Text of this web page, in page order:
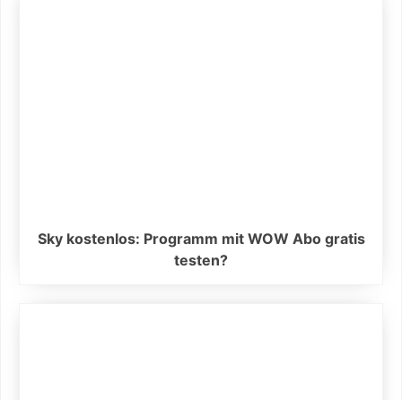
Sky kostenlos: Programm mit WOW Abo gratis
testen?